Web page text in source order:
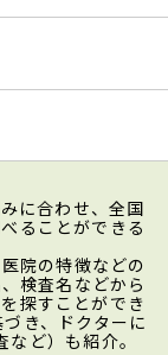
に合わせ、全国
ることができる
院の特徴などの
検査名などから
探すことができ
き、ドクターに
ど）も紹介。